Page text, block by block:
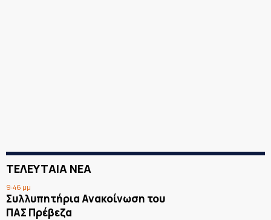
ΤΕΛΕΥΤΑΙΑ ΝΕΑ
9:46 μμ
Συλλυπητήρια Ανακοίνωση του
ΠΑΣ Πρέβεζα